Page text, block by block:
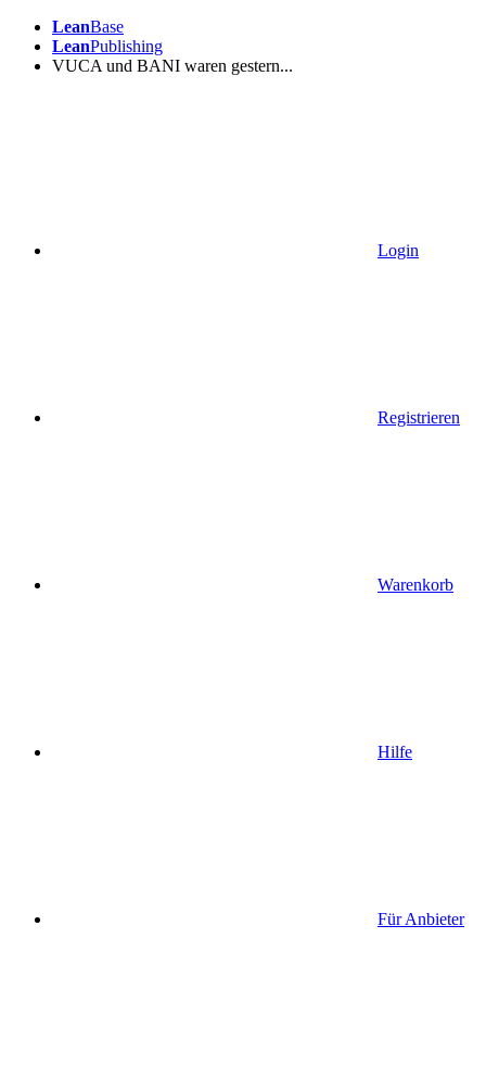
LeanBase
LeanPublishing
VUCA und BANI waren gestern...
Login
Registrieren
Warenkorb
Hilfe
Für Anbieter